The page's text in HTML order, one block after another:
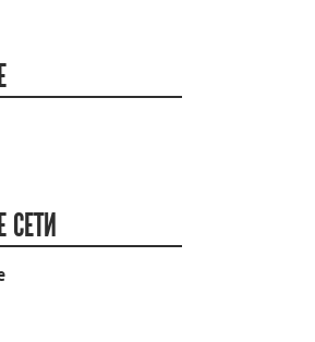
СЕТИ